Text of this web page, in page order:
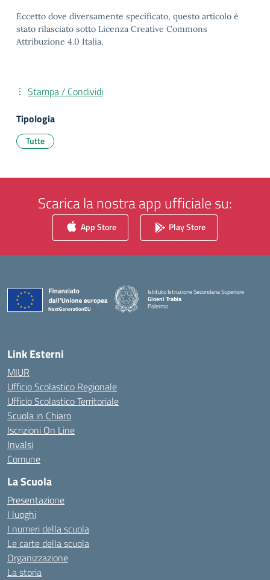
Eccetto dove diversamente specificato, questo articolo è
stato rilasciato sotto Licenza Creative Commons
Attribuzione 4.0 Italia.
Stampa / Condividi
Tipologia
Tutte
Scarica la nostra app ufficiale su:
App Store Play Store
Istituto Istruzione Secondaria Superiore
Gioeni Trabia
Palermo
Link Esterni
MIUR
Ufficio Scolastico Regionale
Ufficio Scolastico Territoriale
Scuola in Chiaro
Iscrizioni On Line
Invalsi
Comune
La Scuola
Presentazione
I luoghi
I numeri della scuola
Le carte della scuola
Organizzazione
La storia